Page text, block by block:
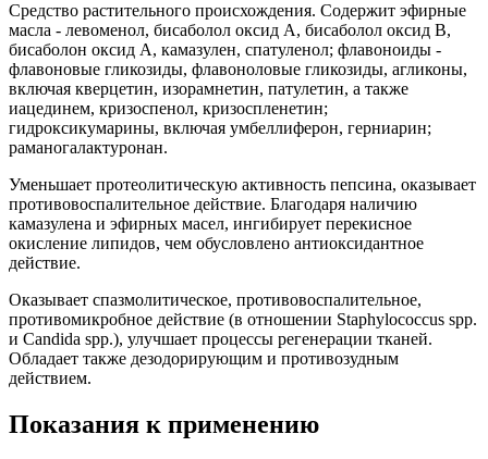
Средство растительного происхождения. Содержит эфирные
масла - левоменол, бисаболол оксид А, бисаболол оксид В,
бисаболон оксид А, камазулен, спатуленол; флавоноиды -
флавоновые гликозиды, флавоноловые гликозиды, агликоны,
включая кверцетин, изорамнетин, патулетин, а также
иацединем, кризоспенол, кризоспленетин;
гидроксикумарины, включая умбеллиферон, герниарин;
раманогалактуронан.
Уменьшает протеолитическую активность пепсина, оказывает
противовоспалительное действие. Благодаря наличию
камазулена и эфирных масел, ингибирует перекисное
окисление липидов, чем обусловлено антиоксидантное
действие.
Оказывает спазмолитическое, противовоспалительное,
противомикробное действие (в отношении Staphylococcus spp.
и Candida spp.), улучшает процессы регенерации тканей.
Обладает также дезодорирующим и противозудным
действием.
Показания к применению